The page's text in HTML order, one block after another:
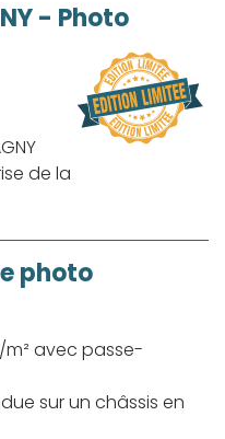
- Photo
de la
photo
m² avec passe-
sur un châssis en